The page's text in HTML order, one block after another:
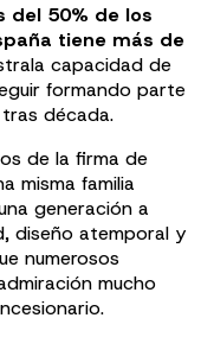
del 50% de los
tiene más de
capacidad de
formando parte
década.
de la firma de
misma familia
generación a
diseño atemporal y
numerosos
mucho